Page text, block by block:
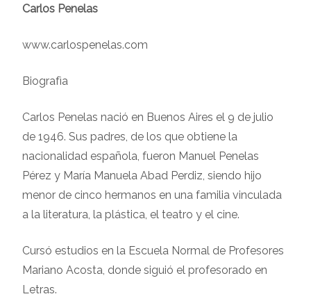
Carlos Penelas
www.carlospenelas.com
Biografìa
Carlos Penelas nació en Buenos Aires el 9 de julio
de 1946. Sus padres, de los que obtiene la
nacionalidad española, fueron Manuel Penelas
Pérez y María Manuela Abad Perdiz, siendo hijo
menor de cinco hermanos en una familia vinculada
a la literatura, la plástica, el teatro y el cine.
Cursó estudios en la Escuela Normal de Profesores
Mariano Acosta, donde siguió el profesorado en
Letras.